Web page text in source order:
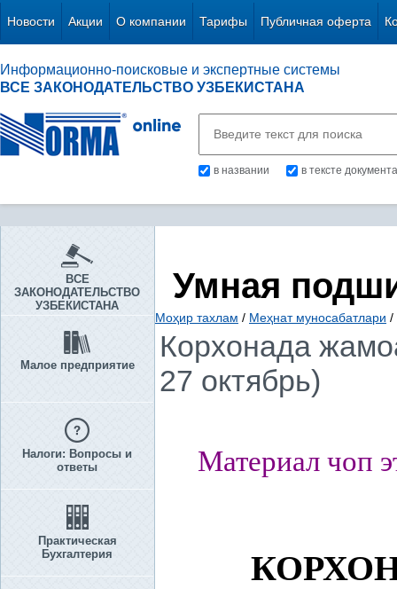
Новости Акции О компании Тарифы Публичная оферта
Информационно-поисковые и экспертные системы
ВСЕ ЗАКОНОДАТЕЛЬСТВО УЗБЕКИСТАНА
в названии в тексте документа
ВСЕ
ЗАКОНОДАТЕЛЬСТВО
УЗБЕКИСТАНА
Малое предприятие
Налоги: Вопросы и
ответы
Практическая
Бухгалтерия
Умная
Моҳир тахлам / Меҳнат муносабатлари /
Корхонада
27 октябрь)
Материал чоп